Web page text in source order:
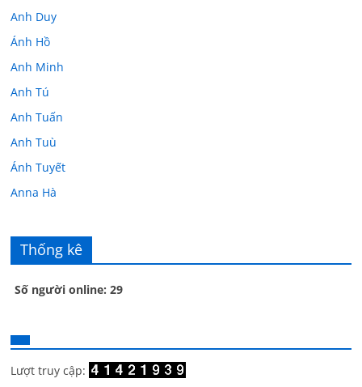
Anh Duy
Ánh Hồ
Anh Minh
Anh Tú
Anh Tuấn
Anh Tuù
Ánh Tuyết
Anna Hà
Âu Tú Vân
Bác sĩ Hoa
Bác sĩ Stephen Mak
Bác Đạt
Bạch Cúc
Thống kê
Số người online: 29
Lượt truy cập: